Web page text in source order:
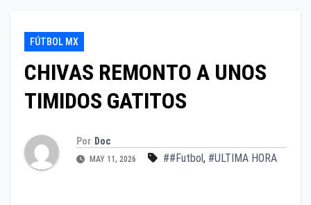
FÚTBOL MX
CHIVAS REMONTO A UNOS
TIMIDOS GATITOS
Por Doc
MAY 11, 2026 ##Futbol, #ULTIMA HORA